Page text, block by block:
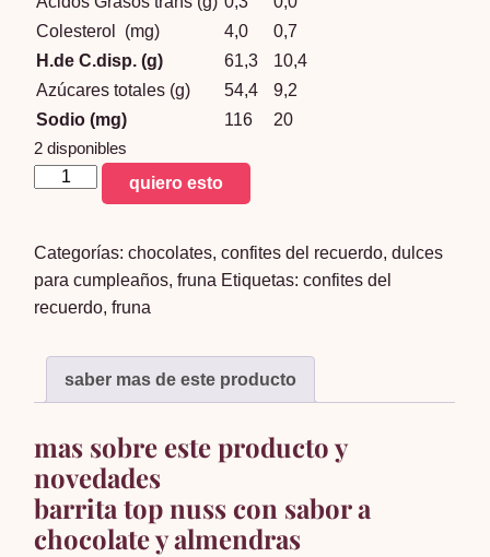
Colesterol (mg)
4,0
0,7
H.de C.disp. (g)
61,3
10,4
Azúcares totales (g)
54,4
9,2
Sodio (mg)
116 20
2 disponibles
40
cantidad
quiero esto
Categorías:chocolates,confites del recuerdo,dulces
para cumpleaños,fruna Etiquetas:confites del
recuerdo,fruna
saber mas de este producto
mas sobre este producto y
novedades
barrita top nuss con sabor a
chocolate y almendras